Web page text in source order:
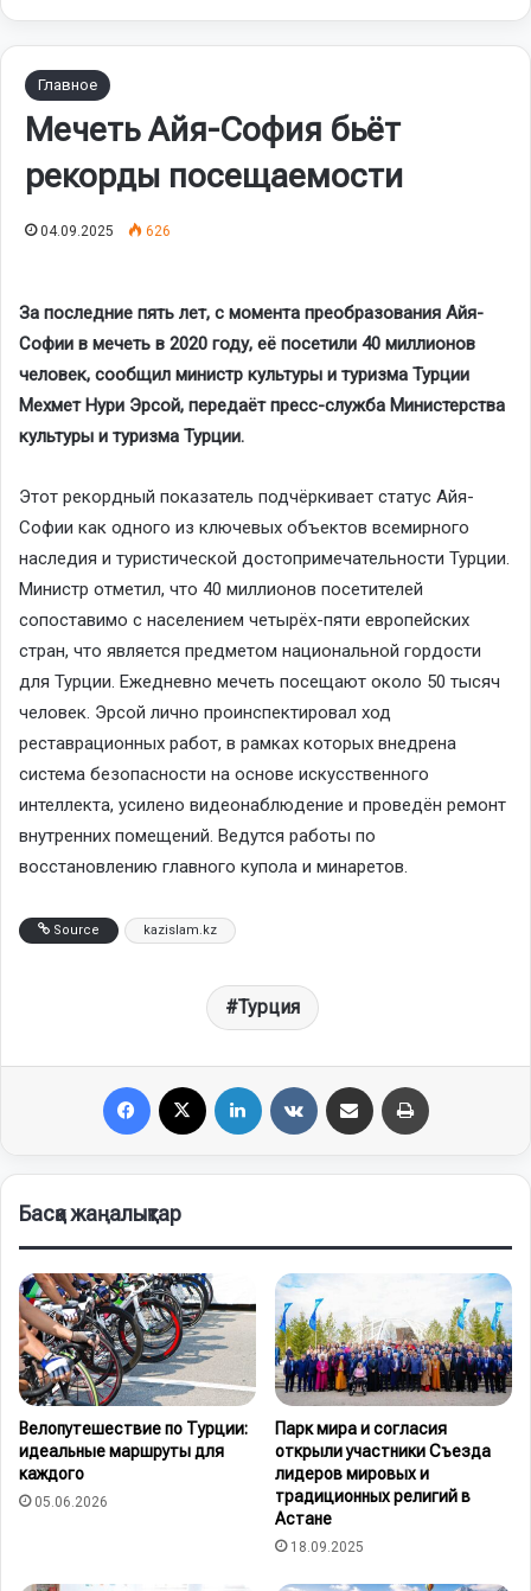
Главное
Мечеть Айя-София бьёт
рекорды посещаемости
04.09.2025 626
За последние пять лет, с момента преобразования Айя-
Софии в мечеть в 2020 году, её посетили 40 миллионов
человек, сообщил министр культуры и туризма Турции
Мехмет Нури Эрсой, передаёт пресс-служба Министерства
культуры и туризма Турции.
Этот рекордный показатель подчёркивает статус Айя-
Софии как одного из ключевых объектов всемирного
наследия и туристической достопримечательности Турции.
Министр отметил, что 40 миллионов посетителей
сопоставимо с населением четырёх-пяти европейских
стран, что является предметом национальной гордости
для Турции. Ежедневно мечеть посещают около 50 тысяч
человек. Эрсой лично проинспектировал ход
реставрационных работ, в рамках которых внедрена
система безопасности на основе искусственного
интеллекта, усилено видеонаблюдение и проведён ремонт
внутренних помещений. Ведутся работы по
восстановлению главного купола и минаретов.
Source kazislam.kz
Турция
Басқа жаңалықтар
Велопутешествие по Турции:
идеальные маршруты для
каждого
05.06.2026
Парк мира и согласия
открыли участники Съезда
лидеров мировых и
традиционных религий в
Астане
18.09.2025